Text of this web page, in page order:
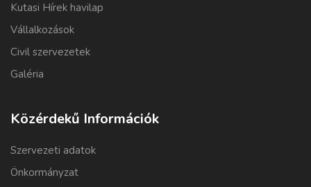
Kutasi Hírek havilap
Vállalkozások
Civil szervezetek
Galéria
Közérdekű Információk
Szervezeti adatok
Önkormányzat